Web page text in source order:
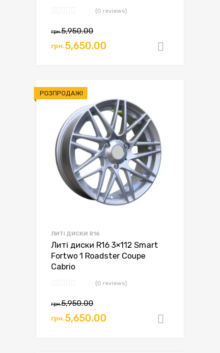
(0 reviews)
грн.5,950.00
грн.5,650.00
РОЗПРОДАЖ!
ЛИТІ ДИСКИ R16
Литі диски R16 3×112 Smart
Fortwo 1 Roadster Coupe
Cabrio
(0 reviews)
грн.5,950.00
грн.5,650.00